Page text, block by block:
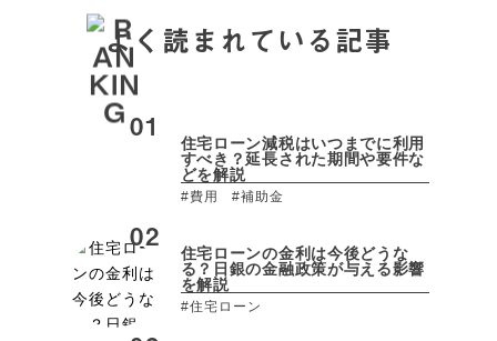
よく読まれている記事
住宅ローン減税はいつまでに利用
すべき？延長された期間や要件な
どを解説
#費用 #補助金
住宅ローンの金利は今後どうな
る？日銀の金融政策が与える影響
を解説
#住宅ローン